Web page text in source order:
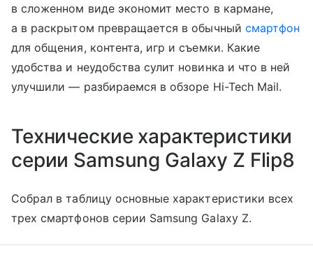
в сложенном виде экономит место в кармане,
а в раскрытом превращается в обычный смартфон
для общения, контента, игр и съемки. Какие
удобства и неудобства сулит новинка и что в ней
улучшили — разбираемся в обзоре Hi-Tech Mail.
Технические характеристики
серии Samsung Galaxy Z Flip8
Собрал в таблицу основные характеристики всех
трех смартфонов серии Samsung Galaxy Z.